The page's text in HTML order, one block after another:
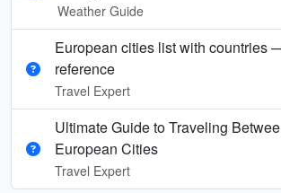
Weather Guide
European cities list with countries
reference
Travel Expert
Ultimate Guide to Traveling
European Cities
Travel Expert